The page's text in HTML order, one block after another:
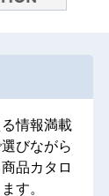
情報満載
びながら
品カタロ
す。